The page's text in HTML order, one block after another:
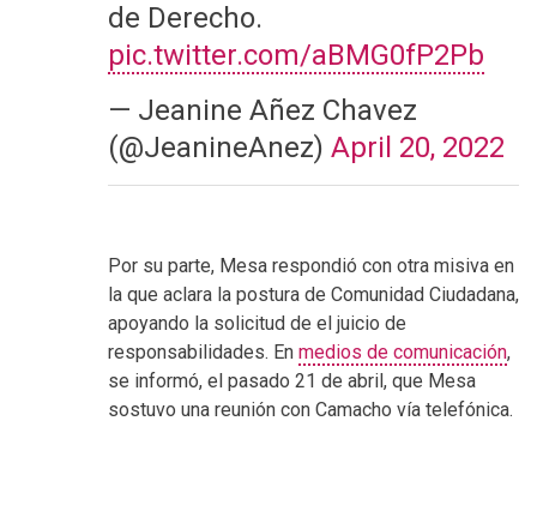
de Derecho.
pic.twitter.com/aBMG0fP2Pb
— Jeanine Añez Chavez
(@JeanineAnez) April 20, 2022
Por su parte, Mesa respondió con otra misiva en
la que aclara la postura de Comunidad Ciudadana,
apoyando la solicitud de el juicio de
responsabilidades. En medios de comunicación,
se informó, el pasado 21 de abril, que Mesa
sostuvo una reunión con Camacho vía telefónica.